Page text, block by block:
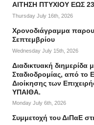
ΑΙΤΗΣΗ ΠΤΥΧΙΟΥ ΕΩΣ
Thursday July 16th, 2026
Χρονοδιάγραμμα
Σεπτεμβρίου
Wednesday July 15th, 2026
Διαδικτυακή διημερίδα
Σταδιοδρομίας, από το
Διοίκησης των
ΥΠΑΙΘΑ.
Monday July 6th, 2026
Συμμετοχή του ΔιΠαΕ